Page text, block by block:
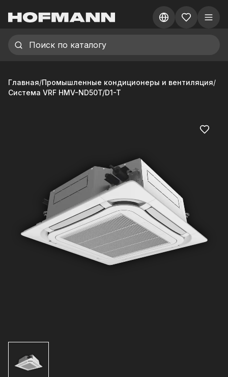
Главная/Промышленные кондиционеры и вентиляция/
Система VRF HMV-ND50T/D1-T